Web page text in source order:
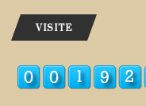
VISITE